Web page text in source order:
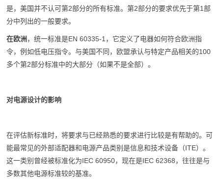
是，美国并不认可第2部分的所有标准。第2部分的要求优先于第1部
分中列出的⼀般要求。
在欧洲 ，统⼀标准是EN 60335-1，它定义了电器如何符合欧洲指
令，例如低电压指令。与美国不同，欧盟承认与特定产品相关的100
多个第2部分标准中的⼤部分（如果不是全部）。
对电源设计的影响
在评估新标准时，将要求与已经熟悉的要求进⾏⽐较是有帮助的。可
能最常见的外部适配器和电源产品类别是信息和技术设备（ITE）。
这⼀类别曾经被标准化为IEC 60950，现在是IEC 62368，往往是与
多数其他电源标准较的基准。